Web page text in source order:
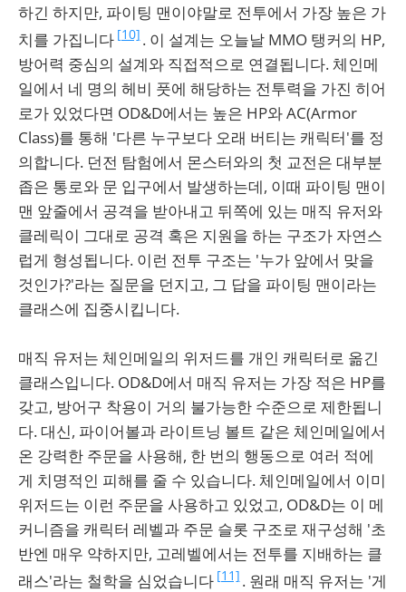
하긴 하지만, 파이팅 맨이야말로 전투에서 가장 높은 가
치를 가집니다 [10] . 이 설계는 오늘날 MMO 탱커의 HP,
방어력 중심의 설계와 직접적으로 연결됩니다. 체인메
일에서 네 명의 헤비 풋에 해당하는 전투력을 가진 히어
로가 있었다면 OD&D에서는 높은 HP와 AC(Armor
Class)를 통해 '다른 누구보다 오래 버티는 캐릭터'를 정
의합니다. 던전 탐험에서 몬스터와의 첫 교전은 대부분
좁은 통로와 문 입구에서 발생하는데, 이때 파이팅 맨이
맨 앞줄에서 공격을 받아내고 뒤쪽에 있는 매직 유저와
클레릭이 그대로 공격 혹은 지원을 하는 구조가 자연스
럽게 형성됩니다. 이런 전투 구조는 '누가 앞에서 맞을
것인가?'라는 질문을 던지고, 그 답을 파이팅 맨이라는
클래스에 집중시킵니다.
매직 유저는 체인메일의 위저드를 개인 캐릭터로 옮긴
클래스입니다. OD&D에서 매직 유저는 가장 적은 HP를
갖고, 방어구 착용이 거의 불가능한 수준으로 제한됩니
다. 대신, 파이어볼과 라이트닝 볼트 같은 체인메일에서
온 강력한 주문을 사용해, 한 번의 행동으로 여러 적에
게 치명적인 피해를 줄 수 있습니다. 체인메일에서 이미
위저드는 이런 주문을 사용하고 있었고, OD&D는 이 메
커니즘을 캐릭터 레벨과 주문 슬롯 구조로 재구성해 '초
반엔 매우 약하지만, 고레벨에서는 전투를 지배하는 클
래스'라는 철학을 심었습니다 [11] . 원래 매직 유저는 '게